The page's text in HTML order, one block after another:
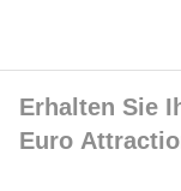
Erhalten Sie
Euro